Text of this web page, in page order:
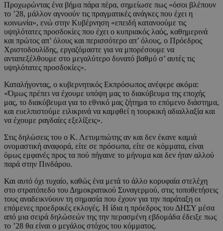
Προχωρώντας ένα βήμα πάρα πέρα, σημείωσε πως «όσοι βλέπουν
το ’28, μάλλον αγνοούν τις πραγματικές ανάγκες που έχει η
κοινωνία», ενώ στην Κυβέρνηση «επειδή κατανοούμε τις
υψηλότατες προσδοκίες που έχει ο κυπριακός λαός, καθημερινά
και πρώτος απ’ όλους και περισσότερο απ’ όλους, ο Πρόεδρος
Χριστοδουλίδης, εργαζόμαστε για να μπορέσουμε να
ανταπεξέλθουμε στο μεγαλύτερο δυνατό βαθμό σ’ αυτές τις
υψηλότατες προσδοκίες».
Καταλήγοντας, ο κυβερνητικός Εκπρόσωπος ανέφερε ακόμα:
«Όμως πρέπει να έχουμε υπόψη μας το διακύβευμα της εποχής
μας, το διακύβευμα για το εθνικό μας ζήτημα το επόμενο διάστημα,
και ευελπιστούμε ειλικρινά να καμφθεί η τουρκική αδιαλλαξία και
να έχουμε ραγδαίες εξελίξεις».
Στις δηλώσεις του ο Κ. Λετυμπιώτης αν και δεν έκανε καμιά
ονομαστική αναφορά, είτε σε πρόσωπα, είτε σε κόμματα, είναι
όμως εμφανές προς τα πού πήγαινε το μήνυμα και δεν ήταν αλλού
παρά στην Πινδάρου.
Και αυτό όχι τυχαίο, καθώς ένα μετά το άλλο κορυφαία στελέχη
στο στρατόπεδο του Δημοκρατικού Συναγερμού, στις τοποθετήσεις
τους αναδεικνύουν τη σημασία που έχουν για την παράταξη οι
επόμενες προεδρικές εκλογές. Η ίδια η πρόεδρος του ΔΗΣΥ μέσα
από μια σειρά δηλώσεών της την περασμένη εβδομάδα έδειξε πως
το ’28 θα είναι ο μεγάλος στόχος του κόμματος.